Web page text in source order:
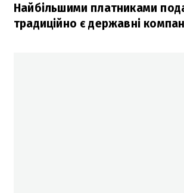
Найбільшими платниками
традиційно є державні